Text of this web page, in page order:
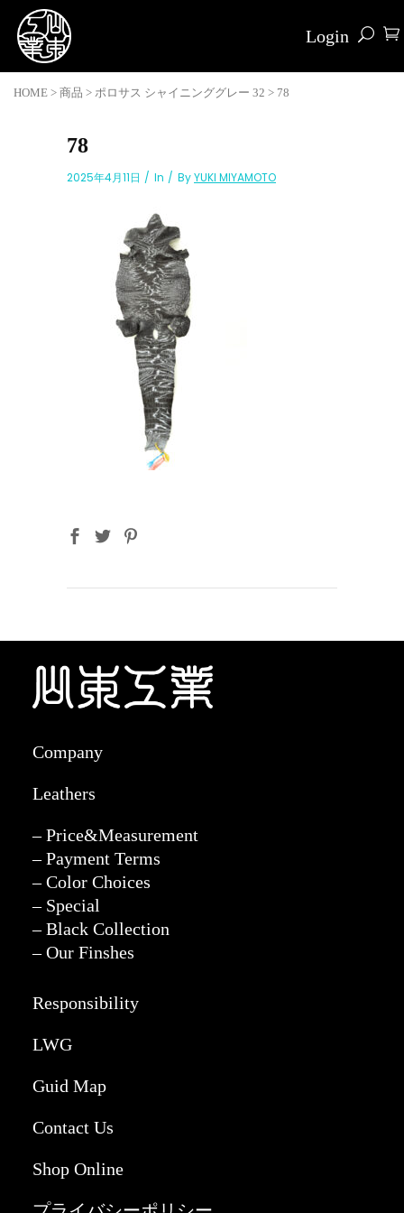
Login
HOME > 商品 > ポロサス シャイニンググレー 32 > 78
78
2025年4月11日 In ByYUKI MIYAMOTO
Company
Leathers
– Price&Measurement
– Payment Terms
– Color Choices
– Special
– Black Collection
– Our Finshes
Responsibility
LWG
Guid Map
Contact Us
Shop Online